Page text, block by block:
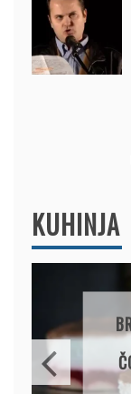
KUHINJA
BEZ PEČENJA:
MALINE I
U SAVRŠENOJ